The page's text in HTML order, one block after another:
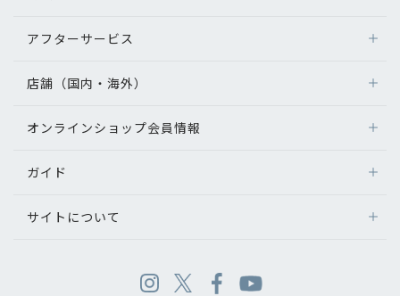
アフターサービス
店舗（国内・海外）
オンラインショップ会員情報
ガイド
サイトについて